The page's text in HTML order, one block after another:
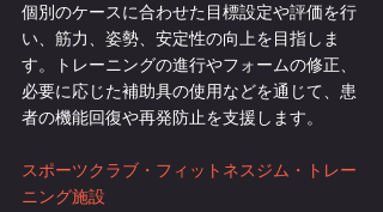
個別のケースに合わせた目標設定や評価を行
い、筋力、姿勢、安定性の向上を目指しま
す。トレーニングの進行やフォームの修正、
必要に応じた補助具の使用などを通じて、患
者の機能回復や再発防止を支援します。
スポーツクラブ・フィットネスジム・トレー
ニング施設